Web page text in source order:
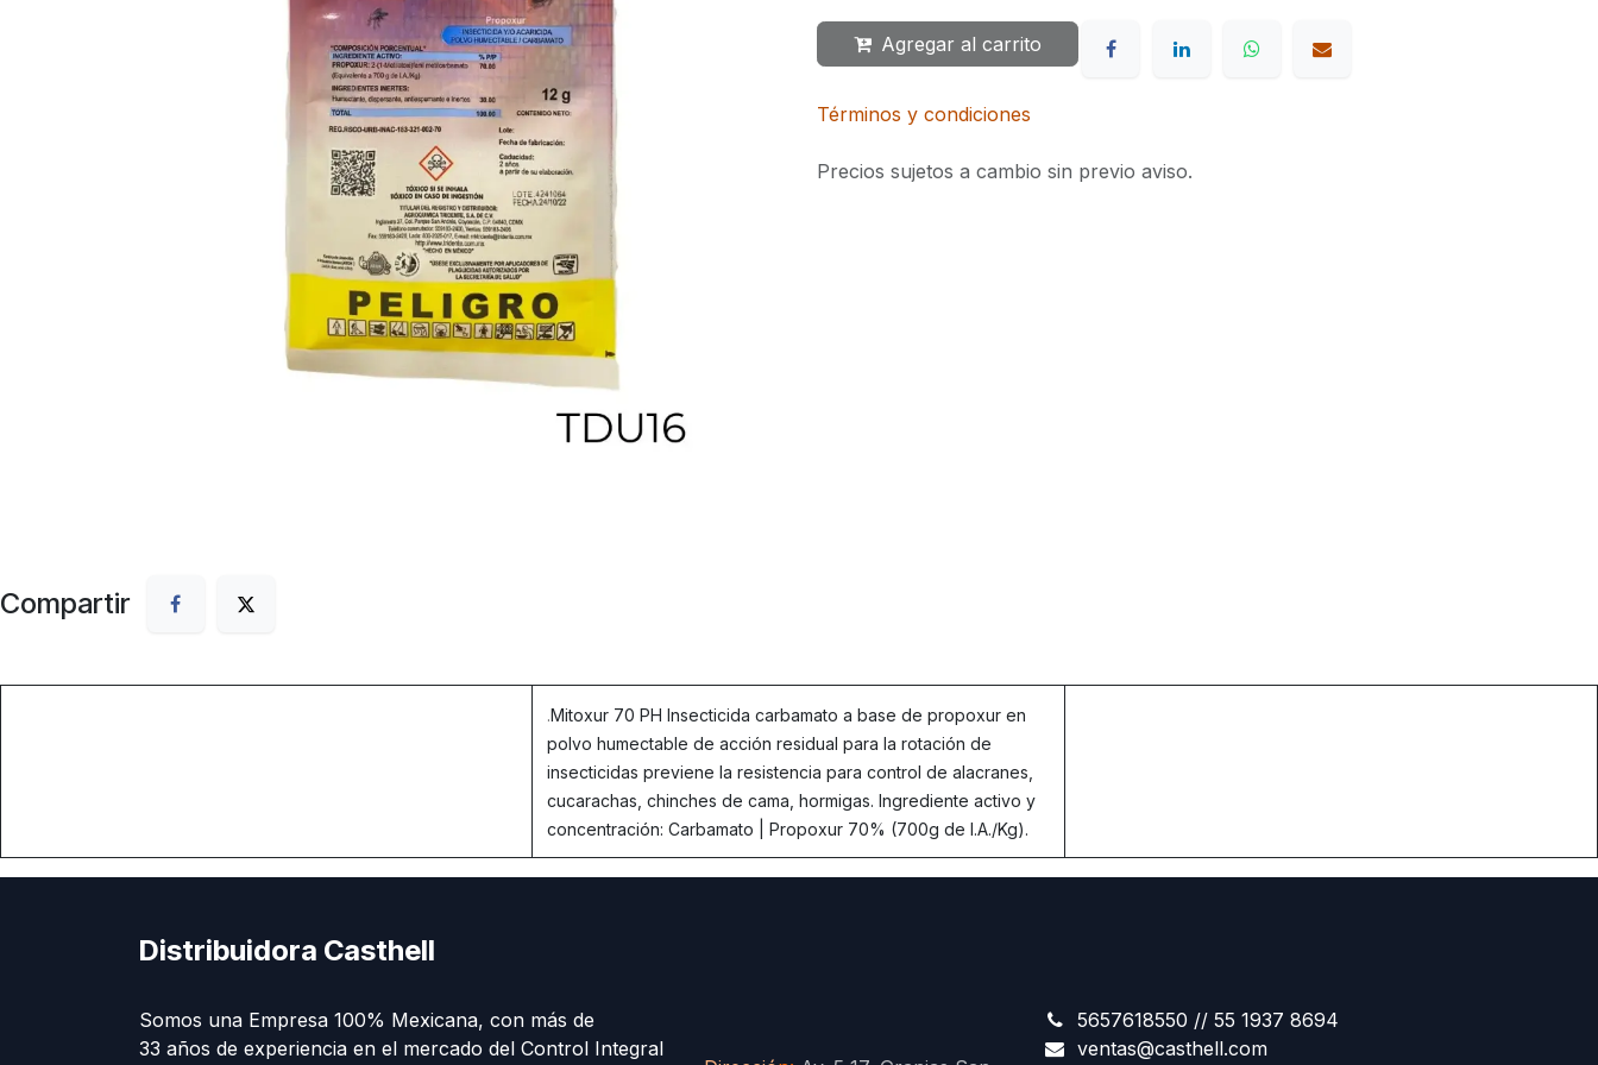
Agregar al carrito
Términos y condiciones
Precios sujetos a cambio sin previo aviso.
Compartir
.Mitoxur 70 PH Insecticida carbamato a base de propoxur en
polvo humectable de acción residual para la rotación de
insecticidas previene la resistencia para control de alacranes,
cucarachas, chinches de cama, hormigas. Ingrediente activo y
concentración: Carbamato | Propoxur 70% (700g de I.A./Kg).
Distribuidora Casthell
Somos una Empresa 100% Mexicana, con más de
33 años de experiencia en el mercado del Control Integral
5657618550 // 55 1937 8694
ventas@casthell.com